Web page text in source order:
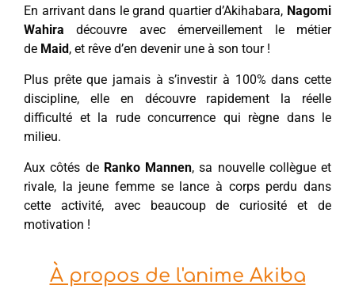
En arrivant dans le grand quartier d’Akihabara, Nagomi
Wahira découvre avec émerveillement le métier
de Maid , et rêve d’en devenir une à son tour !
Plus prête que jamais à s’investir à 100% dans cette
discipline, elle en découvre rapidement la réelle
difficulté et la rude concurrence qui règne dans le
milieu.
Aux côtés de Ranko Mannen, sa nouvelle collègue et
rivale, la jeune femme se lance à corps perdu dans
cette activité, avec beaucoup de curiosité et de
motivation !
À propos de l'anime Akiba